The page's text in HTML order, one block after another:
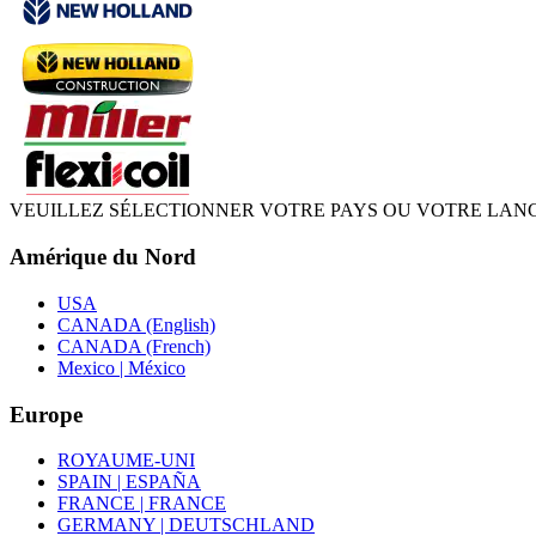
VEUILLEZ SÉLECTIONNER VOTRE PAYS OU VOTRE
Amérique du Nord
USA
CANADA (English)
CANADA (French)
Mexico | México
Europe
ROYAUME-UNI
SPAIN | ESPAÑA
FRANCE | FRANCE
GERMANY | DEUTSCHLAND